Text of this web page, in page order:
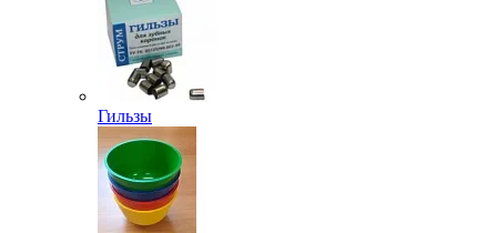
Гильзы